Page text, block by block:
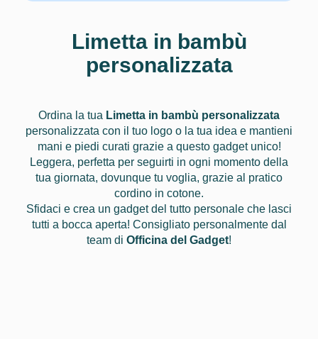
Limetta in bambù
personalizzata
Ordina la tua Limetta in bambù personalizzata
personalizzata con il tuo logo o la tua idea e mantieni
mani e piedi curati grazie a questo gadget unico!
Leggera, perfetta per seguirti in ogni momento della
tua giornata, dovunque tu voglia, grazie al pratico
cordino in cotone.
Sfidaci e crea un gadget del tutto personale che lasci
tutti a bocca aperta! Consigliato personalmente dal
team di Officina del Gadget!